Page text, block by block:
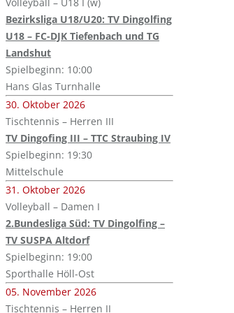
Bezirksliga U18/U20: TV Dingolfing
U18 – FC-DJK Tiefenbach und TG
Landshut
Spielbeginn: 10:00
Hans Glas Turnhalle
30. Oktober 2026
Tischtennis – Herren III
TV Dingofing III – TTC Straubing IV
Spielbeginn: 19:30
Mittelschule
31. Oktober 2026
Volleyball – Damen I
2.Bundesliga Süd: TV Dingolfing –
TV SUSPA Altdorf
Spielbeginn: 19:00
Sporthalle Höll-Ost
05. November 2026
Tischtennis – Herren II